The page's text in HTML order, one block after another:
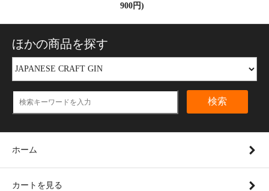
900円)
ほかの商品を探す
検索
ホーム
カートを見る